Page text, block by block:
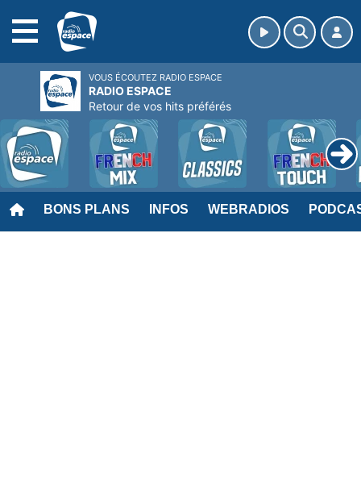
BONS PLANS INFOS WEBRADIOS
VOUS ÉCOUTEZ RADIO ESPACE
RADIO ESPACE
Retour de vos hits préférés